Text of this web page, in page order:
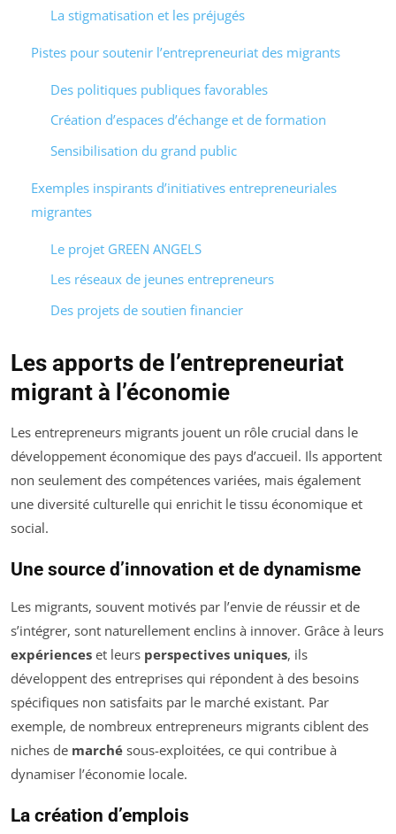
La stigmatisation et les préjugés
Pistes pour soutenir l’entrepreneuriat des migrants
Des politiques publiques favorables
Création d’espaces d’échange et de formation
Sensibilisation du grand public
Exemples inspirants d’initiatives entrepreneuriales
migrantes
Le projet GREEN ANGELS
Les réseaux de jeunes entrepreneurs
Des projets de soutien financier
Les apports de l’entrepreneuriat
migrant à l’économie
Les entrepreneurs migrants jouent un rôle crucial dans le
développement économique des pays d’accueil. Ils apportent
non seulement des compétences variées, mais également
une diversité culturelle qui enrichit le tissu économique et
social.
Une source d’innovation et de dynamisme
Les migrants, souvent motivés par l’envie de réussir et de
s’intégrer, sont naturellement enclins à innover. Grâce à leurs
expériences et leurs perspectives uniques, ils
développent des entreprises qui répondent à des besoins
spécifiques non satisfaits par le marché existant. Par
exemple, de nombreux entrepreneurs migrants ciblent des
niches de marché sous-exploitées, ce qui contribue à
dynamiser l’économie locale.
La création d’emplois